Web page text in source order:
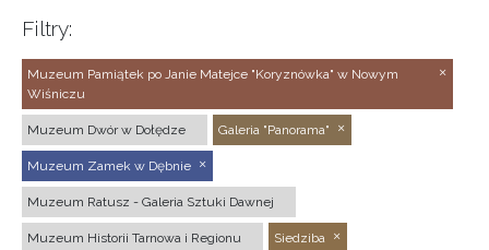
Filtry:
Muzeum Pamiątek po Janie Matejce "Koryznówka" w Nowym
Wiśniczu
Muzeum Dwór w Dołędze Galeria "Panorama"
Muzeum Zamek w Dębnie
Muzeum Ratusz - Galeria Sztuki Dawnej
Muzeum Historii Tarnowa i Regionu Siedziba